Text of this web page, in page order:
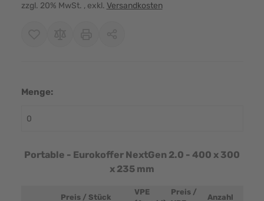
zzgl. 20% MwSt. , exkl. Versandkosten
Menge:
Portable - Eurokoffer NextGen 2.0 - 400 x 300
x 235 mm
Preis / Stück
VPE
Preis /
Anzahl